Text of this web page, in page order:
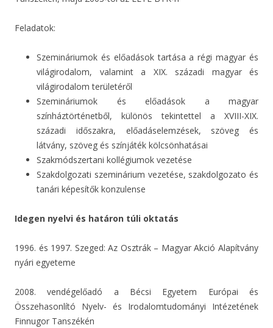
Feladatok:
Szemináriumok és előadások tartása a régi magyar és
világirodalom, valamint a XIX. századi magyar és
világirodalom területéről
Szemináriumok és előadások a magyar
színháztörténetből, különös tekintettel a XVIII-XIX.
századi időszakra, előadáselemzések, szöveg és
látvány, szöveg és színjáték kölcsönhatásai
Szakmódszertani kollégiumok vezetése
Szakdolgozati szeminárium vezetése, szakdolgozato és
tanári képesítők konzulense
Idegen nyelvi és határon túli oktatás
1996. és 1997. Szeged: Az Osztrák – Magyar Akció Alapítvány
nyári egyeteme
2008. vendégelőadó a Bécsi Egyetem Európai és
Összehasonlító Nyelv- és Irodalomtudományi Intézetének
Finnugor Tanszékén